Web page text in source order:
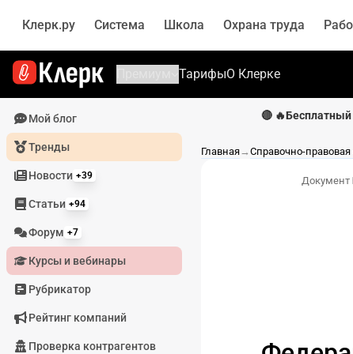
Клерк.ру Система Школа Охрана труда
ТарифыО Клерке
Мой блог
Тренды
Новости +39
Статьи +94
Форум +7
Курсы и вебинары
Рубрикатор
Рейтинг компаний
Проверка контрагентов
🔴 🔥Бесплатный
Главная→ Справочно-
Документ